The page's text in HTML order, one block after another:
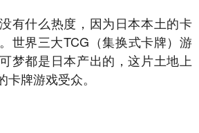
有什么热度，因为日本本土的卡
世界三大TCG（集换式卡牌）游
梦都是日本产出的，这片土地上
牌游戏受众。